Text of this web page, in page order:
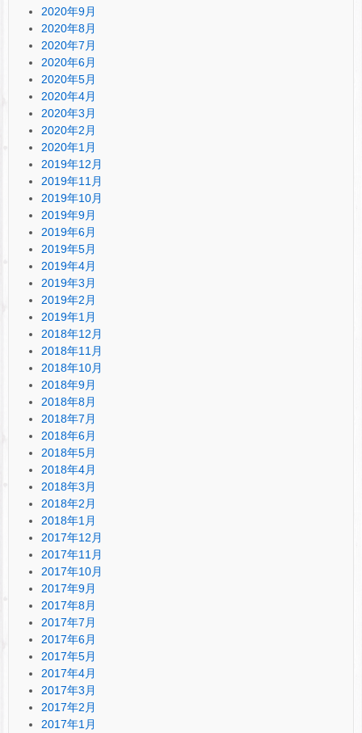
2020年9月
2020年8月
2020年7月
2020年6月
2020年5月
2020年4月
2020年3月
2020年2月
2020年1月
2019年12月
2019年11月
2019年10月
2019年9月
2019年6月
2019年5月
2019年4月
2019年3月
2019年2月
2019年1月
2018年12月
2018年11月
2018年10月
2018年9月
2018年8月
2018年7月
2018年6月
2018年5月
2018年4月
2018年3月
2018年2月
2018年1月
2017年12月
2017年11月
2017年10月
2017年9月
2017年8月
2017年7月
2017年6月
2017年5月
2017年4月
2017年3月
2017年2月
2017年1月